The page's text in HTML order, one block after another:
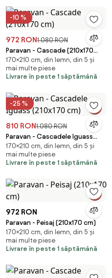
-10 %
972 RON1.080 RON
Paravan - Cascade (210x170
cm)
170×210 cm, din lemn, din 5 și
mai multe piese
Livrare în peste 1 săptămână
-25 %
810 RON1.080 RON
Paravan - Cascadele Iguass
(210x170 cm)
170×210 cm, din lemn, din 5 și
mai multe piese
Livrare în peste 1 săptămână
972 RON
Paravan - Peisaj (210x170 cm)
170×210 cm, din lemn, din 5 și
mai multe piese
Livrare în peste 1 săptămână